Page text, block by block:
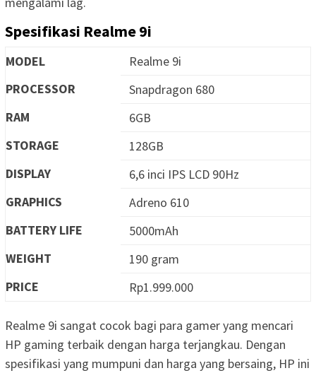
Spesifikasi Realme 9i
MODEL
Realme 9i
PROCESSOR
Snapdragon 680
RAM
6GB
STORAGE
128GB
DISPLAY
6,6 inci IPS LCD 90Hz
GRAPHICS
Adreno 610
BATTERY LIFE
5000mAh
WEIGHT
190 gram
PRICE
Rp1.999.000
Realme 9i sangat cocok bagi para gamer yang mencari
HP gaming terbaik dengan harga terjangkau. Dengan
spesifikasi yang mumpuni dan harga yang bersaing, HP ini